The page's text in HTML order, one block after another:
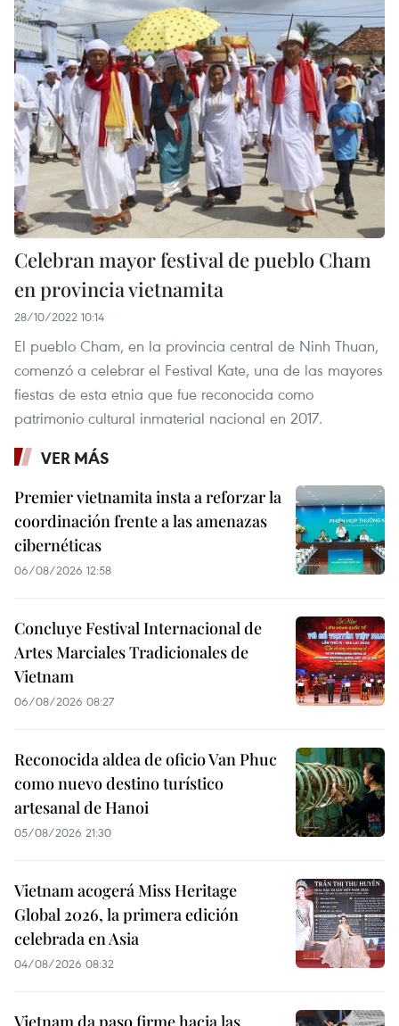
Celebran mayor festival de pueblo Cham
en provincia vietnamita
28/10/2022 10:14
El pueblo Cham, en la provincia central de Ninh Thuan,
comenzó a celebrar el Festival Kate, una de las mayores
fiestas de esta etnia que fue reconocida como
patrimonio cultural inmaterial nacional en 2017.
VER MÁS
Premier vietnamita insta a reforzar la
coordinación frente a las amenazas
cibernéticas
06/08/2026 12:58
Concluye Festival Internacional de
Artes Marciales Tradicionales de
Vietnam
06/08/2026 08:27
Reconocida aldea de oficio Van Phuc
como nuevo destino turístico
artesanal de Hanoi
05/08/2026 21:30
Vietnam acogerá Miss Heritage
Global 2026, la primera edición
celebrada en Asia
04/08/2026 08:32